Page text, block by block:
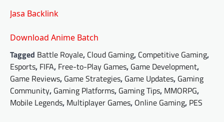
Jasa Backlink
Download Anime Batch
Tagged Battle Royale, Cloud Gaming, Competitive Gaming,
Esports, FIFA, Free-to-Play Games, Game Development,
Game Reviews, Game Strategies, Game Updates, Gaming
Community, Gaming Platforms, Gaming Tips, MMORPG,
Mobile Legends, Multiplayer Games, Online Gaming, PES